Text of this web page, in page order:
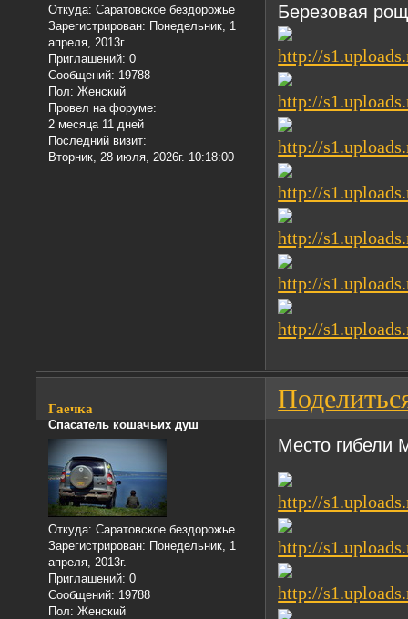
Откуда: Саратовское бездорожье
Зарегистрирован: Понедельник, 1
апреля, 2013г.
Приглашений: 0
Сообщений: 19788
Пол: Женский
Провел на форуме:
2 месяца 11 дней
Последний визит:
Вторник, 28 июля, 2026г. 10:18:00
Березовая
Гаечка
Спасатель кошачьих душ
Откуда: Саратовское бездорожье
Зарегистрирован: Понедельник, 1
апреля, 2013г.
Приглашений: 0
Сообщений: 19788
Пол: Женский
Место гибели